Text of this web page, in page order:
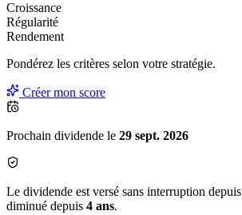
Croissance
Régularité
Rendement
Pondérez les critères selon votre stratégie.
Créer mon score
Prochain dividende le 29 sept. 2026
Le dividende est versé sans interruption depuis
diminué depuis 4 ans.